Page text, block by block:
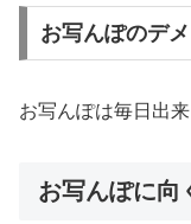
お写んぽのデ
お写んぽは毎日出
お写んぽに向